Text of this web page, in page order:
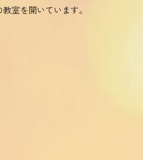
室を開いています。